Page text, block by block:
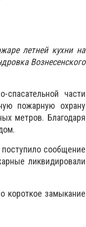
летней кухни на
Вознесенского
части
пожарную охрану
метров. Благодаря
сообщение
ликвидировали
короткое замыкание